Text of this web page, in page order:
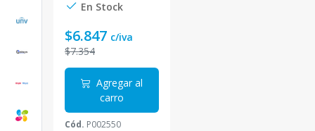
controles
En Stock
$6.847 c/iva
$7.354
Agregar al
carro
Cód. P002550